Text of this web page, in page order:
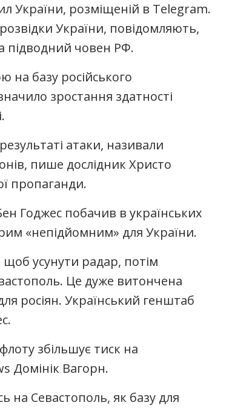
України, розміщеній в Telegram.
України, повідомляють,
підводний човен РФ.
базу російського
зростання здатності
атаки, називали
пише дослідник Христо
пропаганди.
Годжес побачив в українських
«непідйомним» для України.
усунути радар, потім
Це дуже витончена
росіян. Український генштаб
збільшує тиск на
Домінік Вагорн.
на Севастополь, як базу для